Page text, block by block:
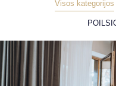
Visos kategorijos